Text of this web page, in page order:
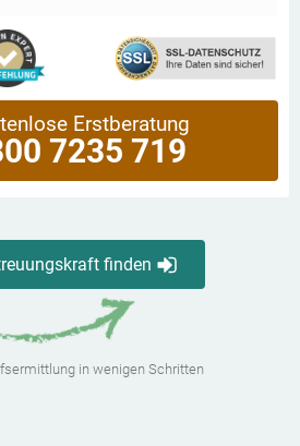
Erstberatung
7235 719
finden
in wenigen Schritten